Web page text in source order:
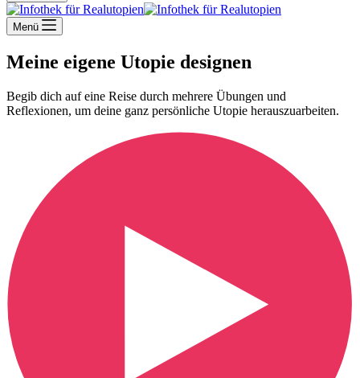
Menü
Meine eigene Utopie designen
Begib dich auf eine Reise durch mehrere Übungen und
Reflexionen, um deine ganz persönliche Utopie herauszuarbeiten.